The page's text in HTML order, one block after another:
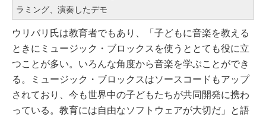
ラミング、演奏したデモ
ウリバリ氏は教育者でもあり、「子どもに音楽を教える
ときにミュージック・ブロックスを使うととても役に立
つことが多い。いろんな角度から音楽を学ぶことができ
る。ミュージック・ブロックスはソースコードもアップ
されており、今も世界中の子どもたちが共同開発に携わ
っている。教育には自由なソフトウェアが大切だ」と語